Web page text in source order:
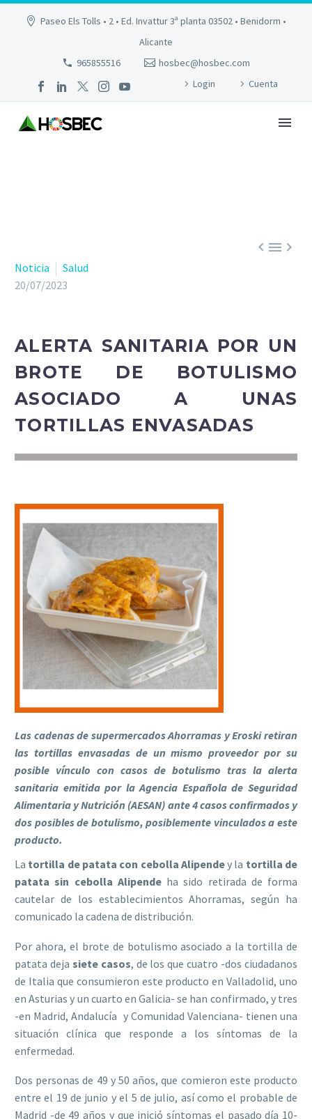
Paseo Els Tolls • 2 • Ed. Invattur 3ª planta 03502 • Benidorm •
Alicante
965855516
hosbec@hosbec.com
Login
Cuenta

Noticia
Salud
20/07/2023
ALERTA SANITARIA POR UN
BROTE DE BOTULISMO
ASOCIADO A UNAS
TORTILLAS ENVASADAS
Las cadenas de supermercados Ahorramas y Eroski retiran
las tortillas envasadas de un mismo proveedor por su
posible vínculo con casos de botulismo tras la alerta
sanitaria emitida por la Agencia Española de Seguridad
Alimentaria y Nutrición (AESAN) ante 4 casos confirmados y
dos posibles de botulismo, posiblemente vinculados a este
producto.
La tortilla de patata con cebolla Alipendey la tortilla de
patata sin cebolla Alipendeha sido retirada de forma
cautelar de los establecimientos Ahorramas, según ha
comunicado la cadena de distribución.
Por ahora, el brote de botulismo asociado a la tortilla de
patata deja siete casos, de los que cuatro -dos ciudadanos
de Italia que consumieron este producto en Valladolid, uno
en Asturias y un cuarto en Galicia- se han confirmado, y tres
-en Madrid, Andalucía y Comunidad Valenciana- tienen una
situación clínica que responde a los síntomas de la
enfermedad.
Dos personas de 49 y 50 años, que comieron este producto
entre el 19 de junio y el 5 de julio, así como el probable de
Madrid -de 49 años y que inició síntomas el pasado día 10-